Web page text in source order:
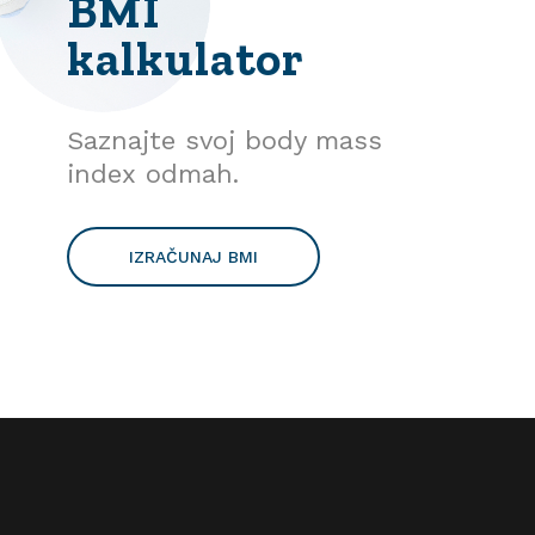
kalkulator
Saznajte svoj body mass
index odmah.
IZRAČUNAJ BMI